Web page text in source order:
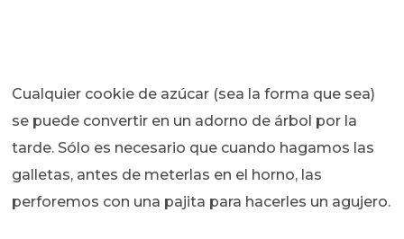
Cualquier cookie de azúcar (sea la forma que sea)
se puede convertir en un adorno de árbol por la
tarde. Sólo es necesario que cuando hagamos las
galletas, antes de meterlas en el horno, las
perforemos con una pajita para hacerles un agujero.